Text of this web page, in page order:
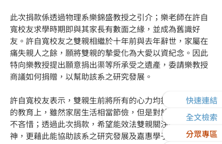
快速連結
全文檢索
分眾專區
此次捐款係透過物理系樂錦盛教授之引介；樂老師在許自
寬校友求學時期即與其家長有數面之緣，並成為舊識好
友。許自寬校友之雙親相繼於十年前與去年辭世，家屬在
痛失親人之餘，願將雙親的摯愛化為大愛以資紀念。因此
特向樂教授提出願意捐出渠等所承受之遺產，委請樂教授
商議如何捐贈，以幫助該系之研究發展。
許自寬校友表示，雙親生前將所有的心力均投入在孩子們
的教育上，雖然家居生活相當節儉，但是對於教育支出從
不吝惜；透過此次捐款，希望能效法雙親關注教育的精
神，更藉此能協助該系之研究發展及嘉惠學子。